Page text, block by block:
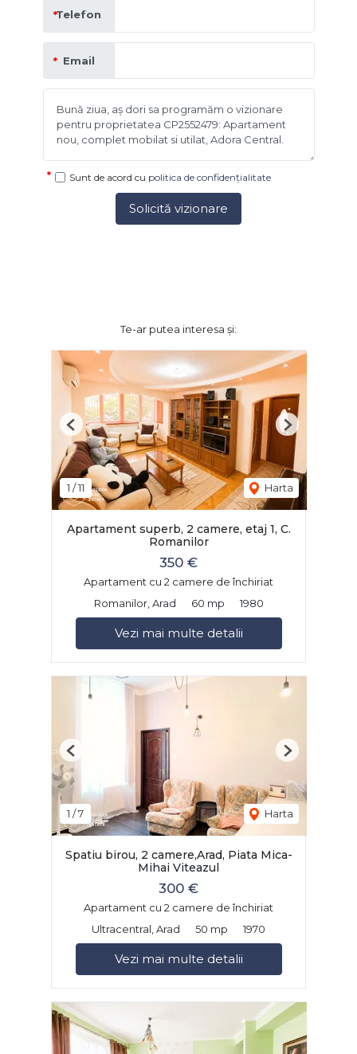
Telefon
Email
Sunt de acord cu politica de confidențialitate
Solicită vizionare
Te-ar putea interesa și:
1 /11 Harta
Previous Next
Apartament superb, 2 camere, etaj 1, C.
Romanilor
350 €
Apartament cu 2 camere de închiriat
Romanilor, Arad
60 mp 1980
Vezi mai multe detalii
1 /7 Harta
Previous Next
Spatiu birou, 2 camere,Arad, Piata Mica-
Mihai Viteazul
300 €
Apartament cu 2 camere de închiriat
Ultracentral, Arad
50 mp 1970
Vezi mai multe detalii